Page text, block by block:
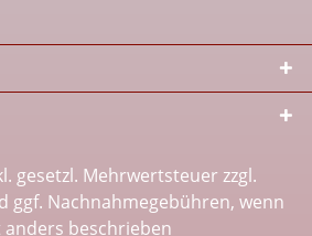
gesetzl. Mehrwertsteuer zzgl.
ggf. Nachnahmegebühren, wenn
anders beschrieben